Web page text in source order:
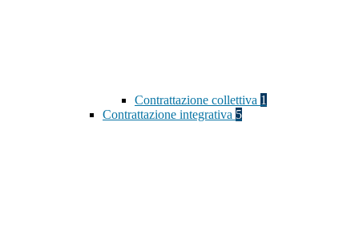
Contrattazione collettiva 1
Contrattazione integrativa 5